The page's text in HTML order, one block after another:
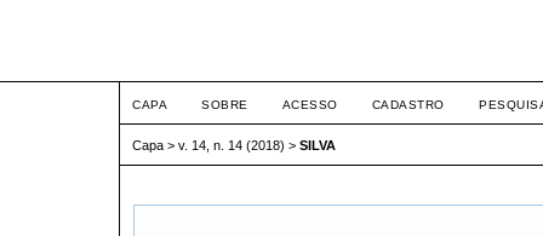
CAPA SOBRE ACESSO CADASTRO
Capa > v. 14, n. 14 (2018) > SILVA